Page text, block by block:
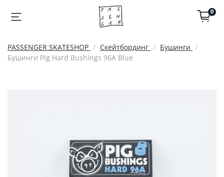
0
PASSENGER SKATESHOP Скейтбординг
Бушинги
Бушинги Pig Hard Bushings 96A Blue